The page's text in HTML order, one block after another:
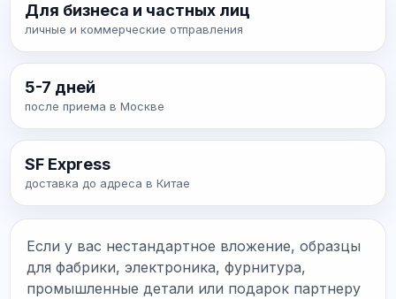
Для бизнеса и частных лиц
личные и коммерческие отправления
5-7 дней
после приема в Москве
SF Express
доставка до адреса в Китае
Если у вас нестандартное вложение, образцы
для фабрики, электроника, фурнитура,
промышленные детали или подарок партнеру